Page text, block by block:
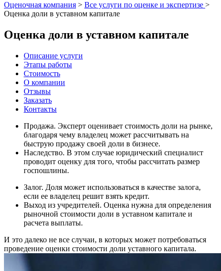
Оценочная компания > Все услуги по оценке и экспертизе >
Оценка доли в уставном капитале
Оценка доли в уставном капитале
Описание услуги
Этапы работы
Стоимость
О компании
Отзывы
Заказать
Контакты
Продажа. Эксперт оценивает стоимость доли на рынке,
благодаря чему владелец может рассчитывать на
быструю продажу своей доли в бизнесе.
Наследство. В этом случае юридический специалист
проводит оценку для того, чтобы рассчитать размер
госпошлины.
Залог. Доля может использоваться в качестве залога,
если ее владелец решит взять кредит.
Выход из учредителей. Оценка нужна для определения
рыночной стоимости доли в уставном капитале и
расчета выплаты.
И это далеко не все случаи, в которых может потребоваться
проведение оценки стоимости доли уставного капитала.